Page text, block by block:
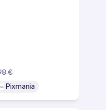
€
Pixmania